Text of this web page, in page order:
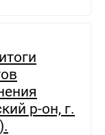
р-он, г.